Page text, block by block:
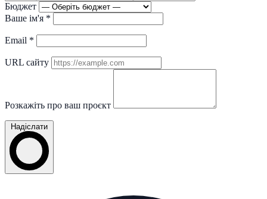
Бюджет
Ваше ім'я *
Email *
URL сайту
Розкажіть про ваш проєкт
Надіслати